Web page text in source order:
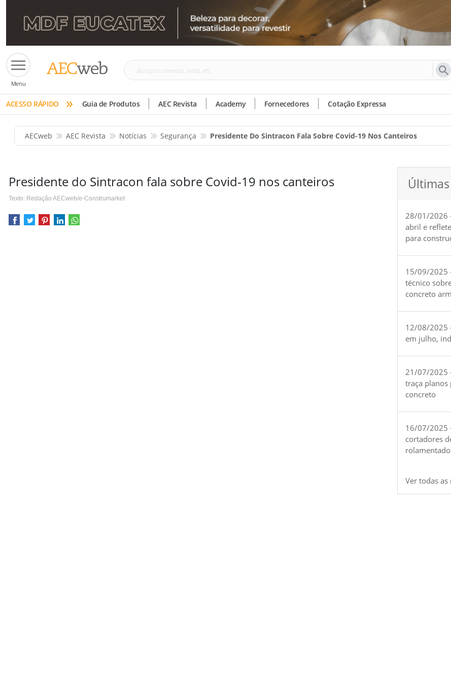
Menu
Busque
tinta,
etc
ACESSO RÁPIDO » Guia de Produtos AEC Revista Academy Fornecedores Cotação Expressa
AECweb AEC Revista Notícias Segurança Presidente Do Sintracon Fala Sobre Covid-19 Nos Canteiros
Presidente do Sintracon fala sobre Covid-19 nos canteiros
Texto: Redação AECweb/e-Construmarket
28/01/2026
abril e
para
15/09/2025
técnico
concreto
12/08/2025
em julho,
21/07/2025
traça planos
concreto
16/07/2025
cortadores
rolamentado
Ver todas as